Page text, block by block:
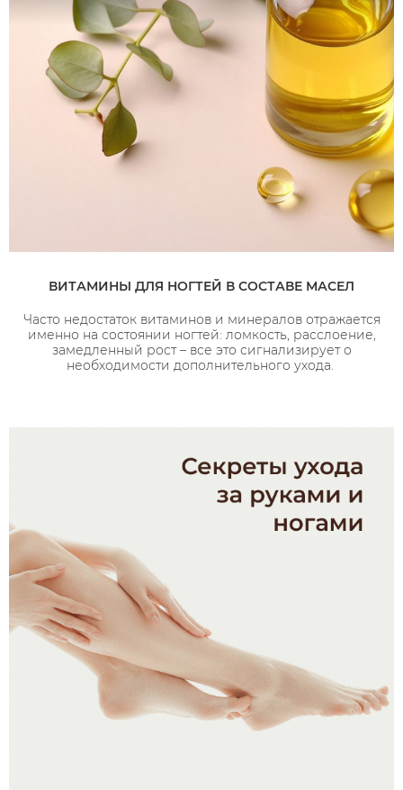
ВИТАМИНЫ ДЛЯ НОГТЕЙ В СОСТАВЕ МАСЕЛ
Часто недостаток витаминов и минералов отражается
именно на состоянии ногтей: ломкость, расслоение,
замедленный рост – все это сигнализирует о
необходимости дополнительного ухода.